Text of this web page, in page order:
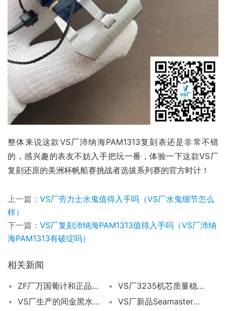
整体来说这款VS厂沛纳海PAM1313复刻表还是非常不错
的，感兴趣的表友不妨入手把玩一番，体验一下这款VS厂
复刻还原的美洲杯帆船赛挑战者选拔系列赛的官方时计！
上一篇： VS厂劳力士水鬼值得入手吗（VS厂水鬼细节怎么
样）
下一篇： VS厂复刻沛纳海PAM1313值得入手吗（VS厂沛纳
海PAM1313有破绽吗）
相关新闻
ZF厂万国葡计和正品对比会不会一眼假？
VS厂3235机芯质量稳定吗？
VS厂生产的间金黑水鬼3235做工如何？VS厂间金黑水鬼怎么鉴别？
VS厂新品Seamaster系列腕表评测:20周年的炫酷巨作​